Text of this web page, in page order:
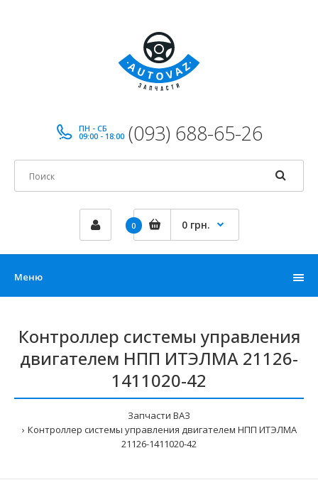
ПН - СБ
09:00 - 18:00 (093) 688-65-26
0 0 грн.
Меню
Контроллер системы управления
двигателем НПП ИТЭЛМА 21126-
1411020-42
Запчасти ВАЗ
Контроллер системы управления двигателем НПП ИТЭЛМА
21126-1411020-42